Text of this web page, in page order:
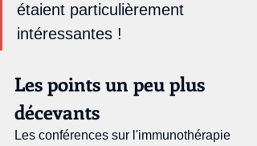
étaient particulièrement
intéressantes !
Les points un peu plus
décevants
Les conférences sur l'immunothérapie